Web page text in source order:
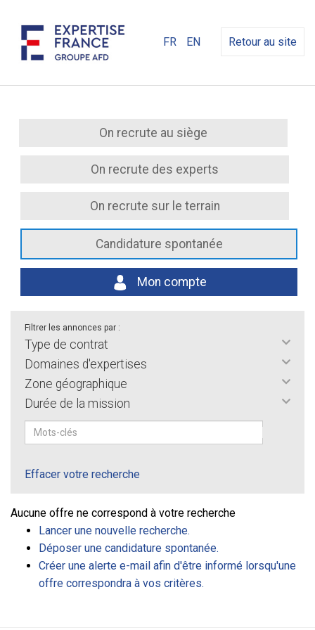
FR EN Retour au site
On recrute au siège
On recrute des experts
On recrute sur le terrain
Candidature spontanée
Mon compte
Filtrer les annonces par :
Type de contrat
Domaines d'expertises
Zone géographique
Durée de la mission
Effacer votre recherche
Aucune offre ne correspond à votre recherche
Lancer une nouvelle recherche.
Déposer une candidature spontanée.
Créer une alerte e-mail afin d'être informé lorsqu'une
offre correspondra à vos critères.